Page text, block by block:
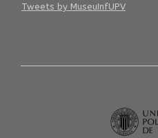
Tweets by MuseuInfUPV